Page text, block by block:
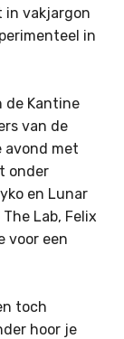
in vakjargon
in
de Kantine
van de
avond met
onder
en Lunar
Lab, Felix
voor een
toch
hoor je